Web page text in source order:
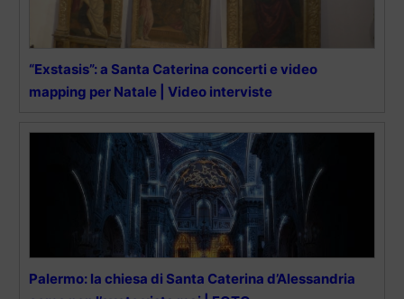
“Exstasis”: a Santa Caterina concerti e video
mapping per Natale | Video interviste
Palermo: la chiesa di Santa Caterina d’Alessandria